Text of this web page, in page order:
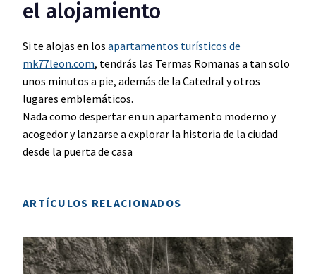
el alojamiento
Si te alojas en los apartamentos turísticos de
mk77leon.com, tendrás las Termas Romanas a tan solo
unos minutos a pie, además de la Catedral y otros
lugares emblemáticos.
Nada como despertar en un apartamento moderno y
acogedor y lanzarse a explorar la historia de la ciudad
desde la puerta de casa
ARTÍCULOS RELACIONADOS